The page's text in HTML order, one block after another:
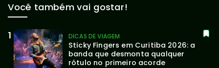
Você também vai gostar!
DICAS DE VIAGEM
Sticky Fingers em Curitiba 2026: a
banda que desmonta qualquer
rótulo no primeiro acorde